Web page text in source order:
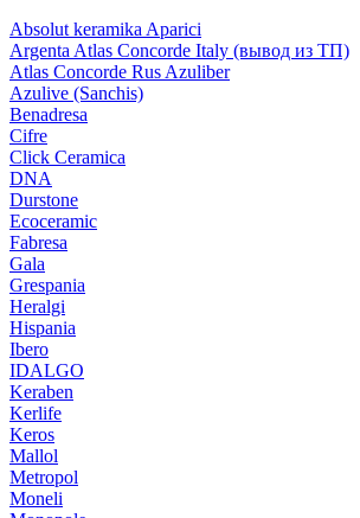
Absolut keramika Aparici
Argenta Atlas Concorde Italy (вывод из ТП)
Atlas Concorde Rus Azuliber
Azulive (Sanchis)
Benadresa
Cifre
Click Ceramica
DNA
Durstone
Ecoceramic
Fabresa
Gala
Grespania
Heralgi
Hispania
Ibero
IDALGO
Keraben
Kerlife
Keros
Mallol
Metropol
Moneli